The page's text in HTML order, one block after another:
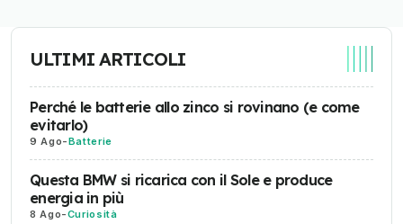
ULTIMI ARTICOLI
Perché le batterie allo zinco si rovinano (e come
evitarlo)
9 Ago-Batterie
Questa BMW si ricarica con il Sole e produce
energia in più
8 Ago-Curiosità